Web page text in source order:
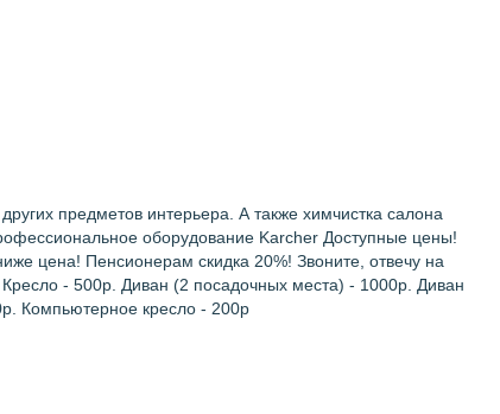
предмeтов интерьeра. А такжe химчистка салона
оборудование Karcher Доступные цены!
цена! Пенсионерам скидка 20%! Звоните, отвечу на
- 500р. Диван (2 пocaдoчныx мeстa) - 1000p. Диван
Компьютерное кресло - 200р